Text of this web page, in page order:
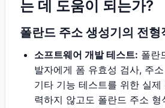
는 데 도움이 되는가?
폴란드 주소 생성기의 전형
소프트웨어 개발 테스트: 폴란
발자에게 폼 유효성 검사, 주
기타 기능 테스트를 위한 실제
력하지 않고도 폴란드 주소